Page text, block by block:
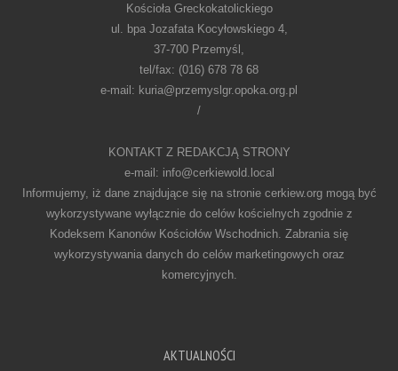
Kościoła Greckokatolickiego
ul. bpa Jozafata Kocyłowskiego 4,
37-700 Przemyśl,
tel/fax: (016) 678 78 68
e-mail: kuria@przemyslgr.opoka.org.pl
/
KONTAKT Z REDAKCJĄ STRONY
e-mail: info@cerkiewold.local
Informujemy, iż dane znajdujące się na stronie cerkiew.org mogą być
wykorzystywane wyłącznie do celów kościelnych zgodnie z
Kodeksem Kanonów Kościołów Wschodnich. Zabrania się
wykorzystywania danych do celów marketingowych oraz
komercyjnych.
AKTUALNOŚCI